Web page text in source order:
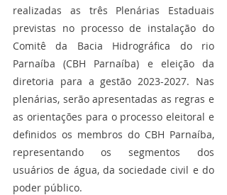
realizadas as três Plenárias Estaduais
previstas no processo de instalação do
Comitê da Bacia Hidrográfica do rio
Parnaíba (CBH Parnaíba) e eleição da
diretoria para a gestão 2023-2027. Nas
plenárias, serão apresentadas as regras e
as orientações para o processo eleitoral e
definidos os membros do CBH Parnaíba,
representando os segmentos dos
usuários de água, da sociedade civil e do
poder público.